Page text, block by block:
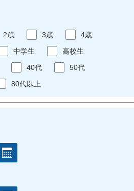
2歳 3歳
4歳
中学生
高校生
40代
50代
80代以上